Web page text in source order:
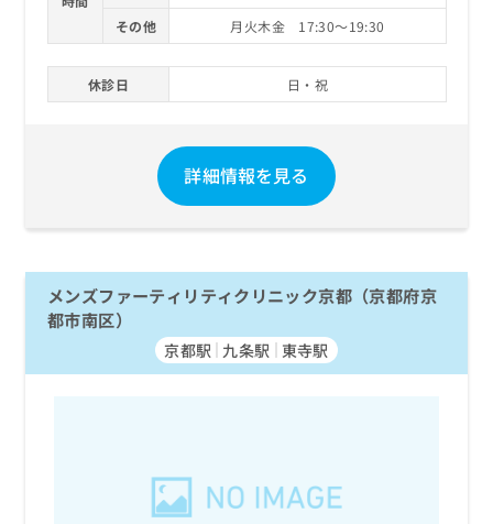
その他
月火木金 17:30～19:30
休診日 日・祝
詳細情報を見る
メンズファーティリティクリニック京都（京都府京
都市南区）
京都駅 九条駅 東寺駅